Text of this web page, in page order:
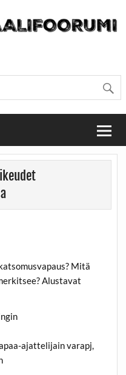
/ Suomen
Lähteellä, Helsingissä
Mitä
Alustavat
ajattelijain varapj,